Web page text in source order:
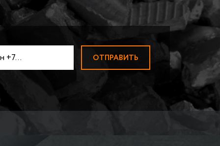
ПРИЕМ МОЛИБДЕНА
ПРИЕМ ЦИРКОНИЯ
Быстрорезы Р6М5